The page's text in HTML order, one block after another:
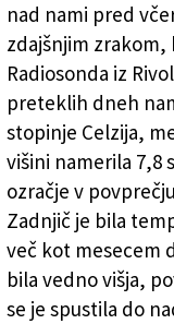
Pomaknili smo se
nad nami pred
zdajšnjim zrakom,
Radiosonda iz
preteklih dneh
stopinje Celzija,
višini namerila 7,8
ozračje v
Zadnjič je bila
več kot mesecem
bila vedno višja,
se je spustila do